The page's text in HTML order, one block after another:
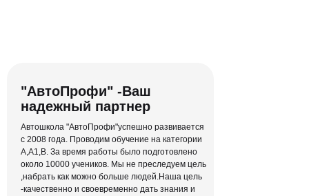
"АвтоПрофи" -Ваш
надежный партнер
Автошкола "АвтоПрофи"успешно развивается
с 2008 года. Проводим обучение на категории
А,А1,В. За время работы было подготовлено
около 10000 учеников. Мы не преследуем цель
,набрать как можно больше людей.Наша цель
-качественно и своевременно дать знания и